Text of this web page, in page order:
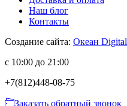
Наш блог
Контакты
Создание сайта: Океан Digital
с 10:00 до 21:00
+7(812)448-08-75
Заказать обратный звонок